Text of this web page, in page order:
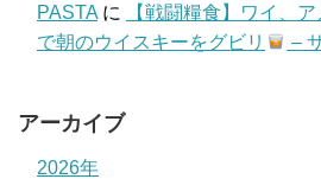
PASTA に
【戦闘糧食】ワイ、
で朝のウイスキーをグビリ
–
アーカイブ
2026年